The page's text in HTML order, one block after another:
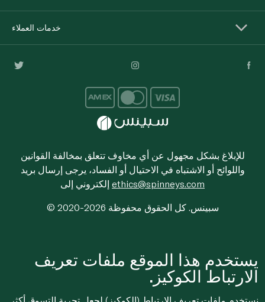
خدمات العملاء
للإبلاغ بشكل مجهول عن أي مخاوف تتعلق بمخالفة القوانين
واللوائح أو الاشتباه في الاحتيال أو الفساد، يرجى إرسال بريد
ethics@spinneys.com
© 2020-2026 سبينس. كل الحقوق محفوظة
يستخدم هذا الموقع ملفات تعريف
الارتباط الكوكيز.